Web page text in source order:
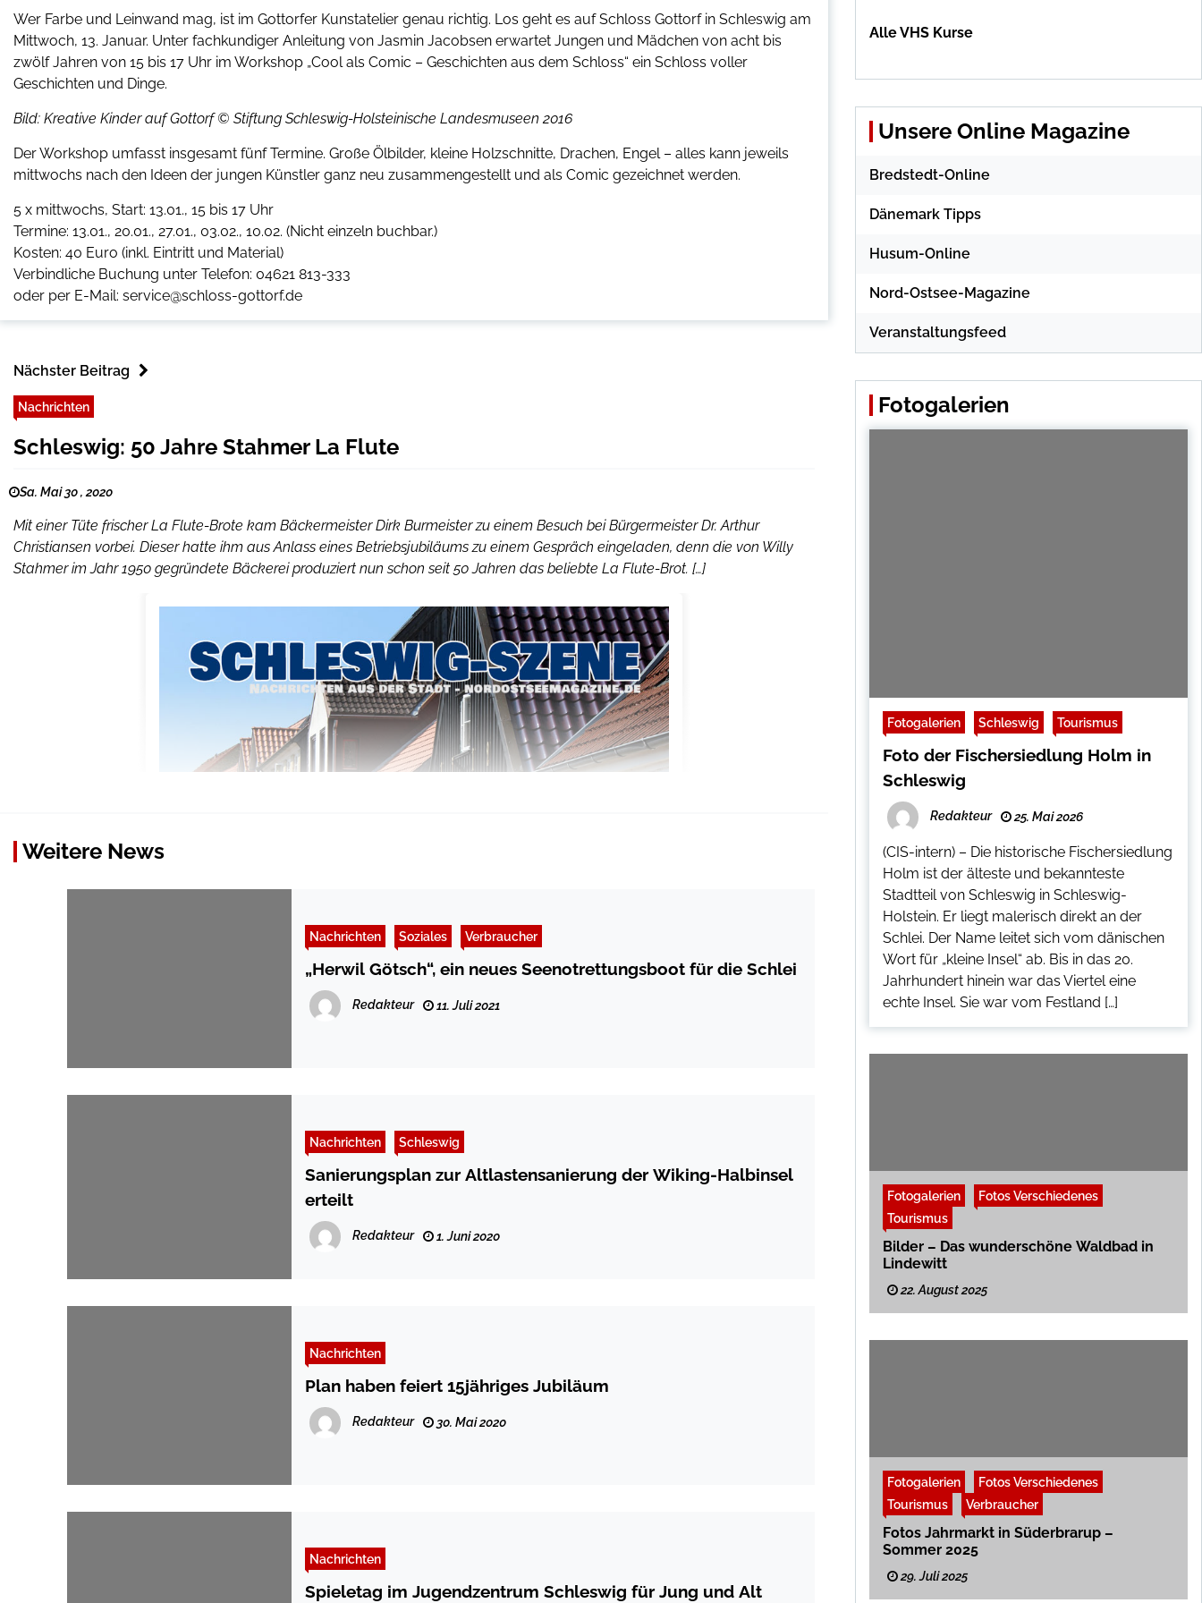
Wer Farbe und Leinwand mag, ist im Gottorfer Kunstatelier genau richtig. Los geht es auf Schloss Gottorf in Schleswig am
Mittwoch, 13. Januar. Unter fachkundiger Anleitung von Jasmin Jacobsen erwartet Jungen und Mädchen von acht bis
zwölf Jahren von 15 bis 17 Uhr im Workshop „Cool als Comic – Geschichten aus dem Schloss“ ein Schloss voller
Geschichten und Dinge.
Bild: Kreative Kinder auf Gottorf © Stiftung Schleswig-Holsteinische Landesmuseen 2016
Der Workshop umfasst insgesamt fünf Termine. Große Ölbilder, kleine Holzschnitte, Drachen, Engel – alles kann jeweils
mittwochs nach den Ideen der jungen Künstler ganz neu zusammengestellt und als Comic gezeichnet werden.
5 x mittwochs, Start: 13.01., 15 bis 17 Uhr
Termine: 13.01., 20.01., 27.01., 03.02., 10.02. (Nicht einzeln buchbar.)
Kosten: 40 Euro (inkl. Eintritt und Material)
Verbindliche Buchung unter Telefon: 04621 813-333
oder per E-Mail: service@schloss-gottorf.de
Nächster Beitrag
Nachrichten
Schleswig: 50 Jahre Stahmer La Flute
Sa. Mai 30 , 2020
Mit einer Tüte frischer La Flute-Brote kam Bäckermeister Dirk Burmeister zu einem Besuch bei Bürgermeister Dr. Arthur
Christiansen vorbei. Dieser hatte ihm aus Anlass eines Betriebsjubiläums zu einem Gespräch eingeladen, denn die von Willy
Stahmer im Jahr 1950 gegründete Bäckerei produziert nun schon seit 50 Jahren das beliebte La Flute-Brot. […]
Weitere News
Nachrichten Soziales Verbraucher
„Herwil Götsch“, ein neues Seenotrettungsboot für die Schlei
Redakteur 11. Juli 2021
Nachrichten Schleswig
Sanierungsplan zur Altlastensanierung der Wiking-Halbinsel
erteilt
Redakteur 1. Juni 2020
Nachrichten
Plan haben feiert 15jähriges Jubiläum
Redakteur 30. Mai 2020
Nachrichten
Spieletag im Jugendzentrum Schleswig für Jung und Alt
Alle VHS Kurse
Unsere Online Magazine
Bredstedt-Online
Dänemark Tipps
Husum-Online
Nord-Ostsee-Magazine
Veranstaltungsfeed
Fotogalerien
Fotogalerien Schleswig Tourismus
Foto der Fischersiedlung Holm in
Schleswig
Redakteur 25. Mai 2026
(CIS-intern) – Die historische Fischersiedlung
Holm ist der älteste und bekannteste
Stadtteil von Schleswig in Schleswig-
Holstein. Er liegt malerisch direkt an der
Schlei. Der Name leitet sich vom dänischen
Wort für „kleine Insel“ ab. Bis in das 20.
Jahrhundert hinein war das Viertel eine
echte Insel. Sie war vom Festland […]
Fotogalerien
Fotos Verschiedenes
Tourismus
Bilder – Das wunderschöne Waldbad in
Lindewitt
22. August 2025
Fotogalerien
Fotos Verschiedenes
Tourismus
Verbraucher
Fotos Jahrmarkt in Süderbrarup –
Sommer 2025
29. Juli 2025